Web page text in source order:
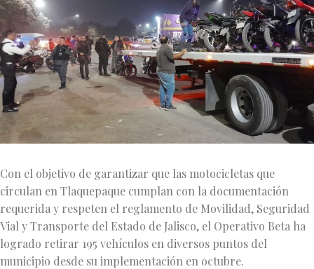
Con el objetivo de garantizar que las motocicletas que
circulan en Tlaquepaque cumplan con la documentación
requerida y respeten el reglamento de Movilidad, Seguridad
Vial y Transporte del Estado de Jalisco, el Operativo Beta ha
logrado retirar 195 vehículos en diversos puntos del
municipio desde su implementación en octubre.